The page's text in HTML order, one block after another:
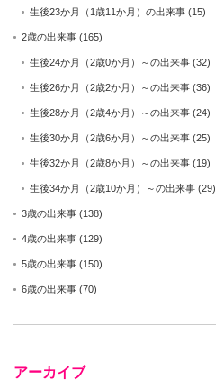
生後23か月（1歳11か月）の出来事 (15)
2歳の出来事 (165)
生後24か月（2歳0か月）～の出来事 (32)
生後26か月（2歳2か月）～の出来事 (36)
生後28か月（2歳4か月）～の出来事 (24)
生後30か月（2歳6か月）～の出来事 (25)
生後32か月（2歳8か月）～の出来事 (19)
生後34か月（2歳10か月）～の出来事 (29)
3歳の出来事 (138)
4歳の出来事 (129)
5歳の出来事 (150)
6歳の出来事 (70)
アーカイブ